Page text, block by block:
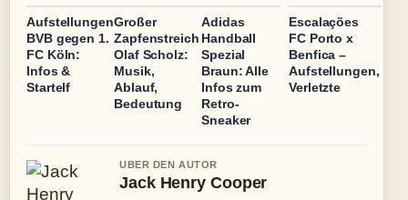
Aufstellungen
BVB gegen 1.
FC Köln:
Infos &
Startelf
Großer
Zapfenstreich
Olaf Scholz:
Musik,
Ablauf,
Bedeutung
Adidas
Handball
Spezial
Braun: Alle
Infos zum
Retro-
Sneaker
Escalações
FC Porto x
Benfica –
Aufstellungen,
Verletzte
UBER DEN AUTOR
Jack Henry Cooper